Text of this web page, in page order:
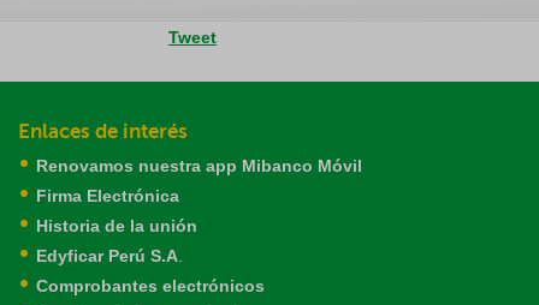
Tweet
Enlaces de interés
Renovamos nuestra app Mibanco Móvil
Firma Electrónica
Historia de la unión
Edyficar Perú S.A
Comprobantes electrónicos